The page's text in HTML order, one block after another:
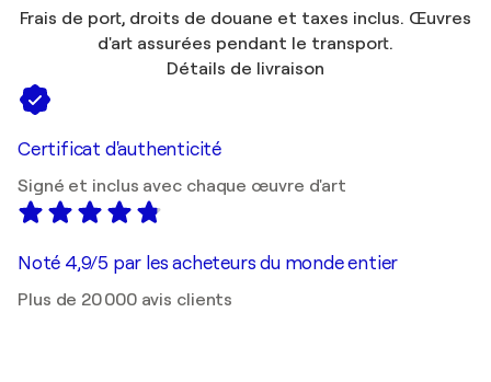
Frais de port, droits de douane et taxes inclus. Œuvres
d'art assurées pendant le transport.
Détails de livraison
Certificat d'authenticité
Signé et inclus avec chaque œuvre d'art
Noté 4,9/5 par les acheteurs du monde entier
Plus de 20 000 avis clients